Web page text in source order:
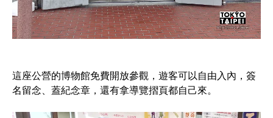
這座公營的博物館免費開放參觀，遊客可以自由入內，簽
名留念、蓋紀念章，還有拿導覽摺頁都自己來。